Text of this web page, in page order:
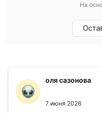
На
оля сазонова
7 июня 2026